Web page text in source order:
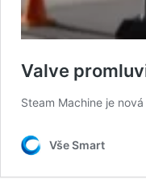
Valve
Steam Machine je
Vše Smart